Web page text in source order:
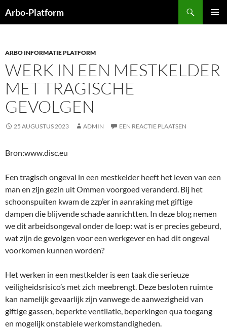
naar
Arbo-Platform
ARBO INFORMATIE PLATFORM
WERK IN EEN MESTKELDER
MET TRAGISCHE
GEVOLGEN
25 AUGUSTUS 2023 ADMIN EEN REACTIE PLAATSEN
Bron:www.disc.eu
Een tragisch ongeval in een mestkelder heeft het leven van een
man en zijn gezin uit Ommen voorgoed veranderd. Bij het
schoonspuiten kwam de zzp’er in aanraking met giftige
dampen die blijvende schade aanrichtten. In deze blog nemen
we dit arbeidsongeval onder de loep: wat is er precies gebeurd,
wat zijn de gevolgen voor een werkgever en had dit ongeval
voorkomen kunnen worden?
Het werken in een mestkelder is een taak die serieuze
veiligheidsrisico’s met zich meebrengt. Deze besloten ruimte
kan namelijk gevaarlijk zijn vanwege de aanwezigheid van
giftige gassen, beperkte ventilatie, beperkingen qua toegang
en mogelijk onstabiele werkomstandigheden.